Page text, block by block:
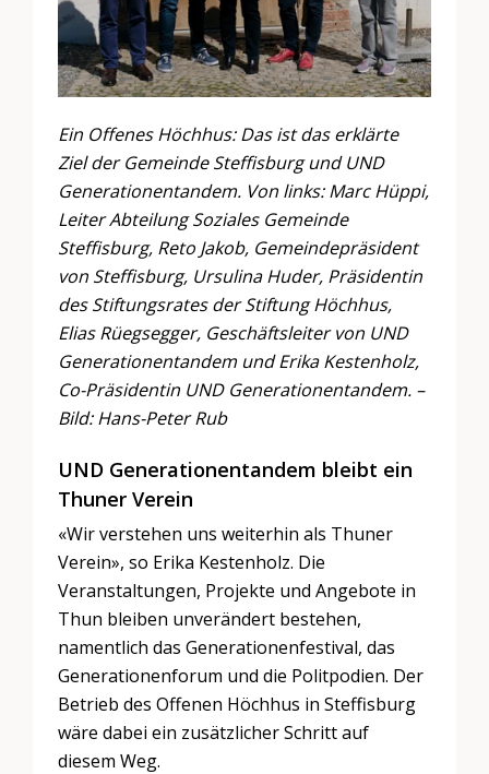
Ein Offenes Höchhus: Das ist das erklärte
Ziel der Gemeinde Steffisburg und UND
Generationentandem. Von links: Marc Hüppi,
Leiter Abteilung Soziales Gemeinde
Steffisburg, Reto Jakob, Gemeindepräsident
von Steffisburg, Ursulina Huder, Präsidentin
des Stiftungsrates der Stiftung Höchhus,
Elias Rüegsegger, Geschäftsleiter von UND
Generationentandem und Erika Kestenholz,
Co-Präsidentin UND Generationentandem. –
Bild: Hans-Peter Rub
UND Generationentandem bleibt ein
Thuner Verein
«Wir verstehen uns weiterhin als Thuner
Verein», so Erika Kestenholz. Die
Veranstaltungen, Projekte und Angebote in
Thun bleiben unverändert bestehen,
namentlich das Generationenfestival, das
Generationenforum und die Politpodien. Der
Betrieb des Offenen Höchhus in Steffisburg
wäre dabei ein zusätzlicher Schritt auf
diesem Weg.